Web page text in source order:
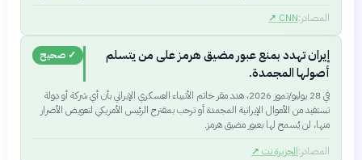
المصادر:CNN
↗
إيران تهدد بمنع عبور مضيق هرمز على من يتسلم
أصولها المجمدة.
✓ صحيح
في 28 يوليو/تموز 2026، هدد مقر خاتم الأنبياء العسكري الإيراني بأن أي شركة أو دولة
تستفيد من الأموال الإيرانية المجمدة أو ترحب بمقترح الرئيس الأمريكي لتعويض الأضرار
منها، لن يُسمح لها بعبور مضيق هرمز.
المصادر:الجزيرة نت ↗